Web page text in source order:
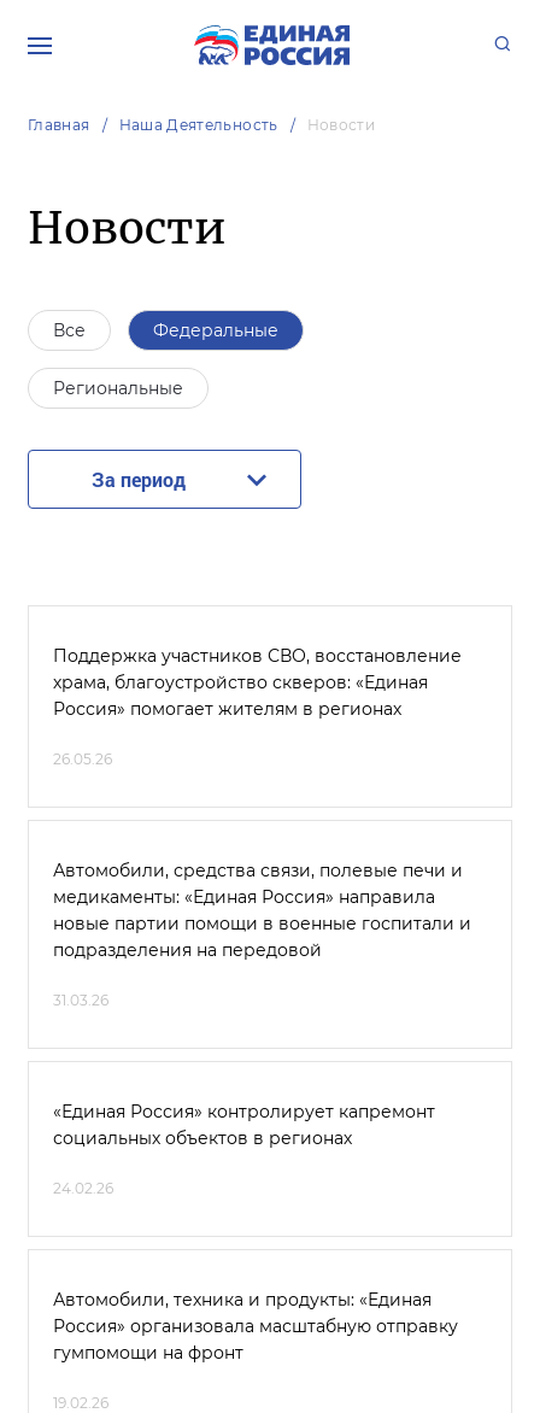
Главная Наша Деятельность Новости
Новости
Все Федеральные
Региональные
За период
Поддержка участников СВО, восстановление
храма, благоустройство скверов: «Единая
Россия» помогает жителям в регионах
26.05.26
Автомобили, средства связи, полевые печи и
медикаменты: «Единая Россия» направила
новые партии помощи в военные госпитали и
подразделения на передовой
31.03.26
«Единая Россия» контролирует капремонт
социальных объектов в регионах
24.02.26
Автомобили, техника и продукты: «Единая
Россия» организовала масштабную отправку
гумпомощи на фронт
19.02.26